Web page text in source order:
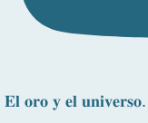
𝐄𝐥 𝐨𝐫𝐨 𝐲 𝐞𝐥